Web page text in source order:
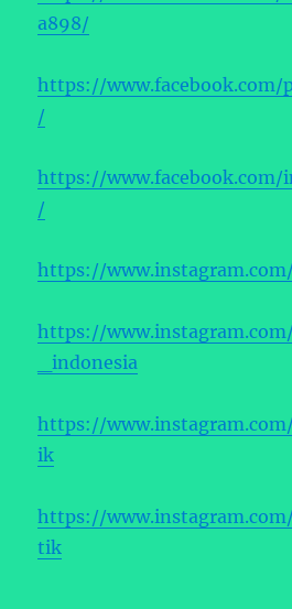
a898/
https://www.facebook.com/
/
https://www.facebook.com/
/
https://
https://
_indonesia
https://
ik
https://
tik